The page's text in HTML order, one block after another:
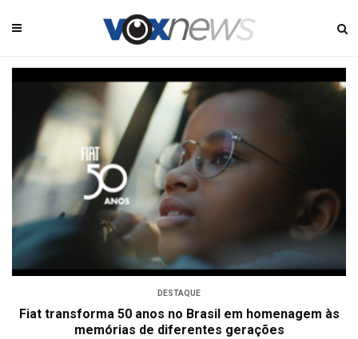
DESTAQUE
Fiat transforma 50 anos no Brasil em homenagem às
memórias de diferentes gerações